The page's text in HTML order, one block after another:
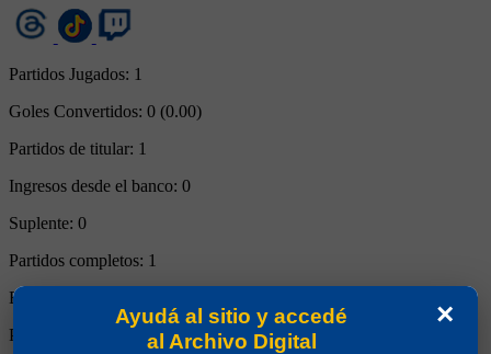
Partidos Jugados: 1
Goles Convertidos: 0 (0.00)
Partidos de titular: 1
Ingresos desde el banco: 0
Suplente: 0
Partidos completos: 1
Expulsiones:
Partidos reemplazado: 0
×
Ayudá al sitio y accedé
al Archivo Digital